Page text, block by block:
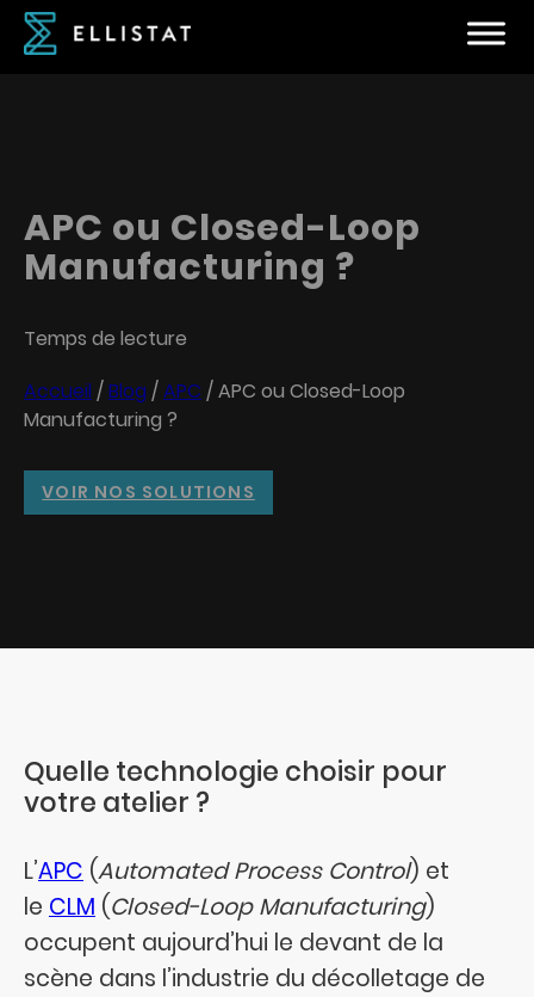
APC ou Closed-Loop
Manufacturing ?
Temps de lecture
Accueil /Blog /APC /APC ou Closed-Loop
Manufacturing ?
VOIR NOS SOLUTIONS
Quelle technologie choisir pour
votre atelier ?
L’APC (Automated Process Control) et
le CLM (Closed-Loop Manufacturing)
occupent aujourd’hui le devant de la
scène dans l’industrie du décolletage de